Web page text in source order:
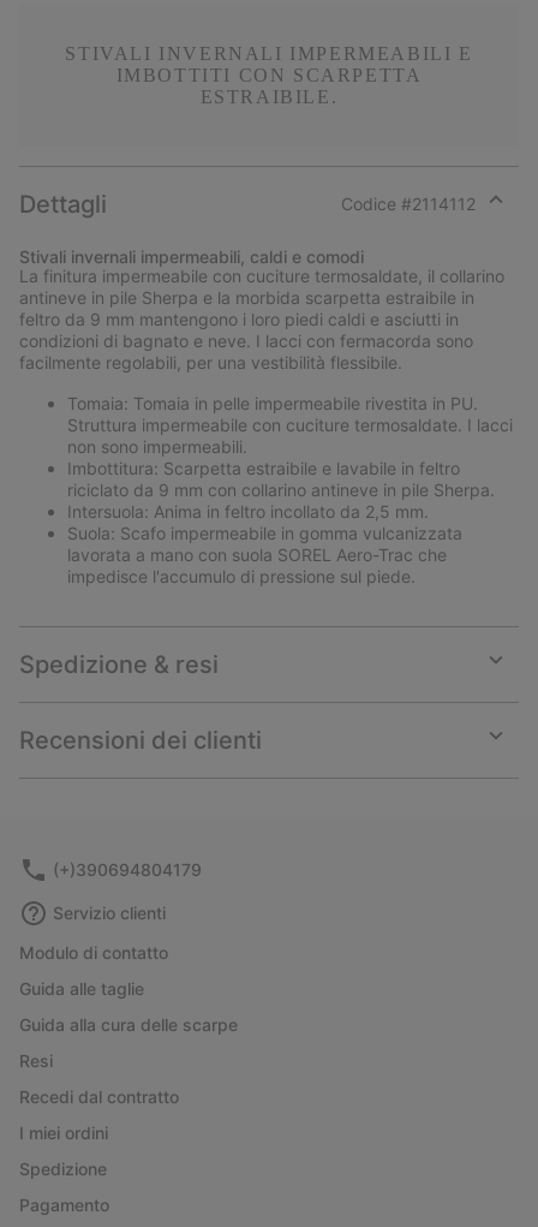
STIVALI INVERNALI IMPERMEABILI E
IMBOTTITI CON SCARPETTA
ESTRAIBILE.
Dettagli Codice #2114112
section
Stivali invernali impermeabili, caldi e comodi
La finitura impermeabile con cuciture termosaldate, il collarino
antineve in pile Sherpa e la morbida scarpetta estraibile in
feltro da 9 mm mantengono i loro piedi caldi e asciutti in
condizioni di bagnato e neve. I lacci con fermacorda sono
facilmente regolabili, per una vestibilità flessibile.
Tomaia: Tomaia in pelle impermeabile rivestita in PU.
Struttura impermeabile con cuciture termosaldate. I lacci
non sono impermeabili.
Imbottitura: Scarpetta estraibile e lavabile in feltro
riciclato da 9 mm con collarino antineve in pile Sherpa.
Intersuola: Anima in feltro incollato da 2,5 mm.
Suola: Scafo impermeabile in gomma vulcanizzata
lavorata a mano con suola SOREL Aero-Trac che
impedisce l'accumulo di pressione sul piede.
Spedizione & resi
or
Recensioni dei clienti
or
(+)390694804179
Servizio clienti
Modulo di contatto
Guida alle taglie
Guida alla cura delle scarpe
Resi
Recedi dal contratto
I miei ordini
Spedizione
Pagamento